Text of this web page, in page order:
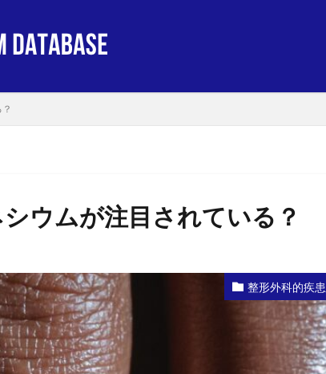
ウムが注目されている？
整形外科的疾患